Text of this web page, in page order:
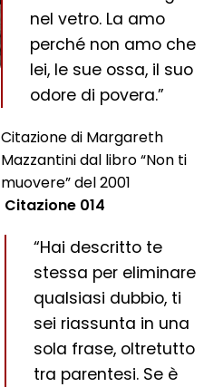
nel vetro. La amo
perché non amo che
lei, le sue ossa, il suo
odore di povera.”
Citazione di Margareth
Mazzantini dal libro “Non ti
muovere” del 2001
Citazione 014
“Hai descritto te
stessa per eliminare
qualsiasi dubbio, ti
sei riassunta in una
sola frase, oltretutto
tra parentesi. Se è